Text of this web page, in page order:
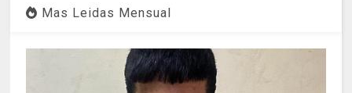
Mas Leidas Mensual